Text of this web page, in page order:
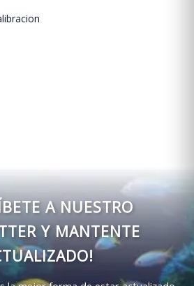
A NUESTRO
Y MANTENTE